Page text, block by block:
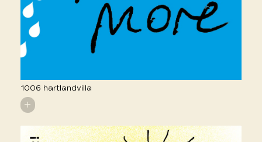
1006 hartlandvilla
+